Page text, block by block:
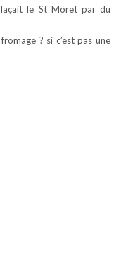
le St Moret par du
? si c’est pas une